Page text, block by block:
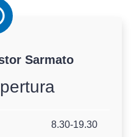
Sarmato
8.30-19.30